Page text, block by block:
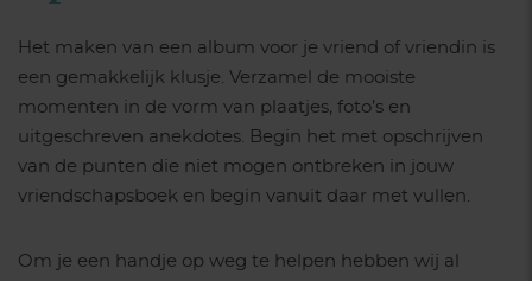
Het maken van een album voor je vriend of vriendin is
een gemakkelijk klusje. Verzamel de mooiste
momenten in de vorm van plaatjes, foto’s en
uitgeschreven anekdotes. Begin het met opschrijven
van de punten die niet mogen ontbreken in jouw
vriendschapsboek en begin vanuit daar met vullen.
Om je een handje op weg te helpen hebben wij al